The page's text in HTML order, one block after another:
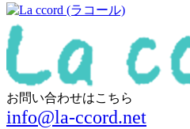
お問い合わせはこちら
info@la-ccord.net